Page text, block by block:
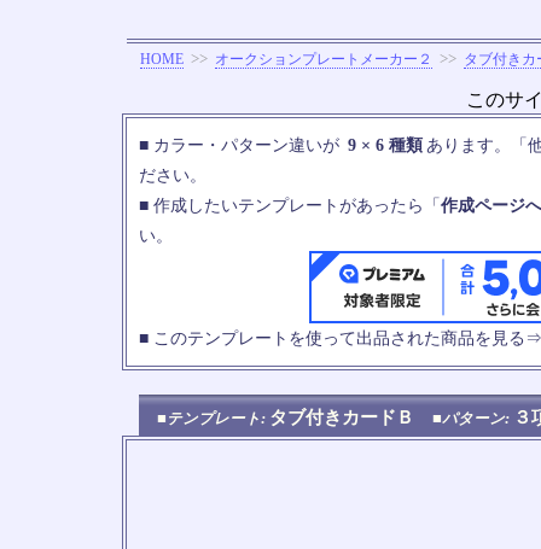
HOME >> オークションプレートメーカー２ >> タブ付きカ
このサ
■ カラー・パターン違いが 9 × 6 種類 あります。「
ださい。
■ 作成したいテンプレートがあったら「 作成ページ
い。
■ このテンプレートを使って出品された商品を見る
■テンプレート: タブ付きカードＢ ■パターン: ３